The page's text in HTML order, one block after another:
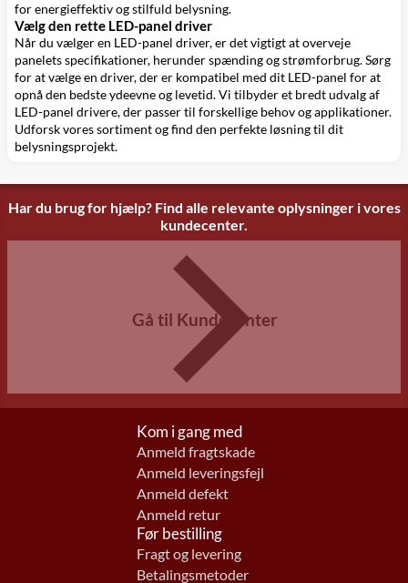
for energieffektiv og stilfuld belysning.
Vælg den rette LED-panel driver
Når du vælger en LED-panel driver, er det vigtigt at overveje
panelets specifikationer, herunder spænding og strømforbrug. Sørg
for at vælge en driver, der er kompatibel med dit LED-panel for at
opnå den bedste ydeevne og levetid. Vi tilbyder et bredt udvalg af
LED-panel drivere, der passer til forskellige behov og applikationer.
Udforsk vores sortiment og find den perfekte løsning til dit
belysningsprojekt.
Har du brug for hjælp? Find alle relevante oplysninger i vores
kundecenter.
Gå til Kundecenter
Kom i gang med
Anmeld fragtskade
Anmeld leveringsfejl
Anmeld defekt
Anmeld retur
Før bestilling
Fragt og levering
Betalingsmetoder